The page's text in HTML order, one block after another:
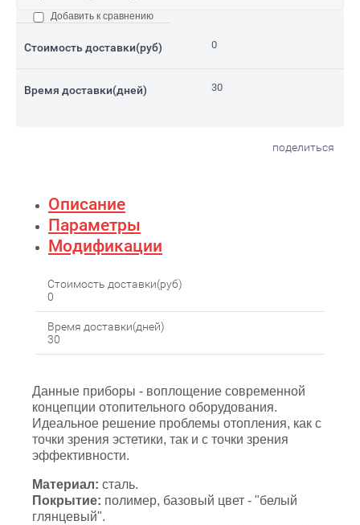
Стоимость доставки(руб) 0
Время доставки(дней) 30
Добавить к сравнению
поделиться
Описание
Параметры
Модификации
Стоимость доставки(руб)
0
Время доставки(дней)
30
Данные приборы - воплощение современной
концепции отопительного оборудования.
Идеальное решение проблемы отопления, как с
точки зрения эстетики, так и с точки зрения
эффективности.
Материал: сталь.
Покрытие: полимер, базовый цвет - "белый
глянцевый".